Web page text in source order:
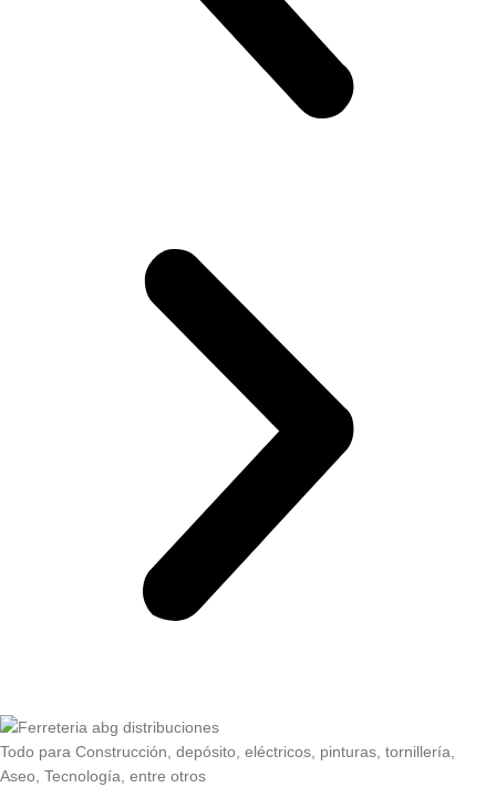
Todo para Construcción, depósito, eléctricos, pinturas, tornillería,
Aseo, Tecnología, entre otros